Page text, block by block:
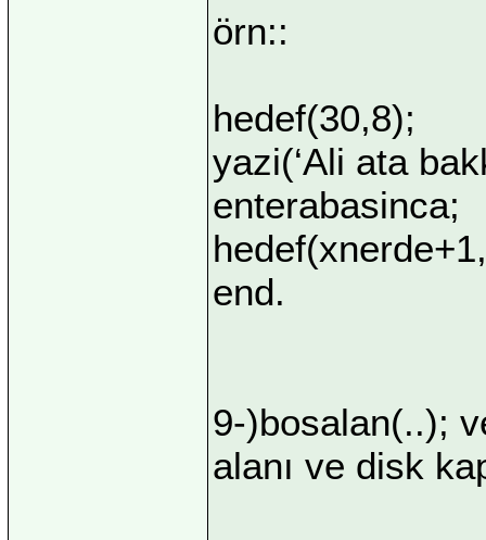
örn::
hedef(30,8);
yazi(‘Ali ata
enterabasinca;
end.
9-)bosalan(..);
alanı ve disk